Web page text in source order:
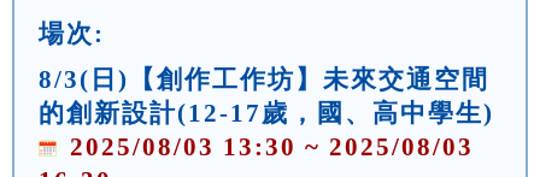
場次:
8/3(日)【創作工作坊】未來交通空間
的創新設計(12-17歲，國、高中學生)
2025/08/03 13:30 ~ 2025/08/03